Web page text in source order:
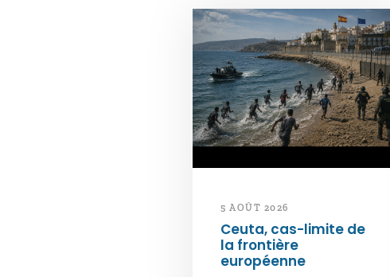
5 AOÛT 2026
Ceuta, cas-limite de
la frontière
européenne